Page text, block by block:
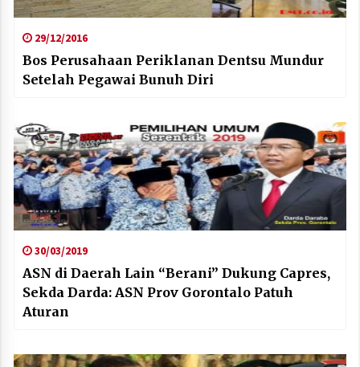
29/12/2016
Bos Perusahaan Periklanan Dentsu Mundur
Setelah Pegawai Bunuh Diri
30/03/2019
ASN di Daerah Lain “Berani” Dukung Capres,
Sekda Darda: ASN Prov Gorontalo Patuh
Aturan